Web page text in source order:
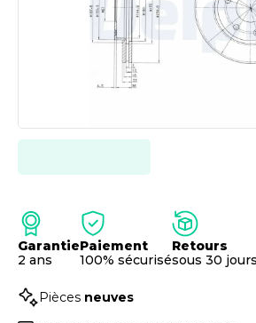
Garantie
2 ans
Paiement
100% sécurisé
Retours
sous 30 jours
Pièces neuves